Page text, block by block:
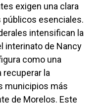
exigen una clara
esenciales.
intensifican la
interinato de Nancy
como una
recuperar la
municipios más
de Morelos. Este